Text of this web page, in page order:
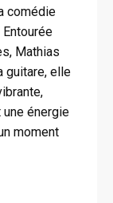
comédie
Entourée
Mathias
guitare, elle
une énergie
moment